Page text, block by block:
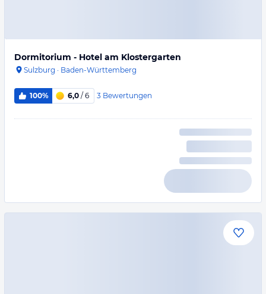
Dormitorium - Hotel am Klostergarten
Sulzburg · Baden-Württemberg
100% 6,0 / 6 3 Bewertungen